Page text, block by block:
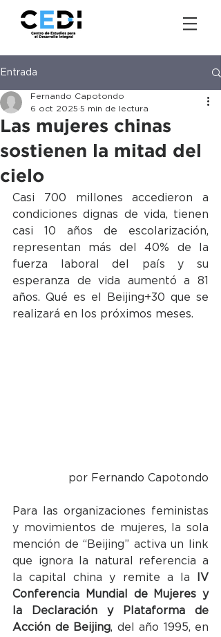
Entrada
Las mujeres chinas
sostienen la mitad del
cielo
Fernando Capotondo
6 oct 2025 5 min de lectura
Casi 700 millones accedieron a
condiciones dignas de vida, tienen
casi 10 años de escolarización,
representan más del 40% de la
fuerza laboral del país y su
esperanza de vida aumentó a 81
años. Qué es el Beijing+30 que se
realizará en los próximos meses.
por Fernando Capotondo
Para las organizaciones feministas
y movimientos de mujeres, la sola
mención de “Beijing” activa un link
que ignora la natural referencia a
la capital china y remite a la
IV
Conferencia Mundial de Mujeres y
la Declaración y Plataforma de
Acción de Beijing, del año 1995, en